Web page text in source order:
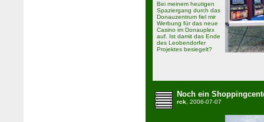
Bei meinem heutigen
Spaziergang durch das
Donauzentrum fiel mir
Werbung für das neue
Casino im Donauplex
auf. Ist damit das Ende
des Leobendorfer
Projektes besiegelt?
Noch ein
rck, 2006-07-07